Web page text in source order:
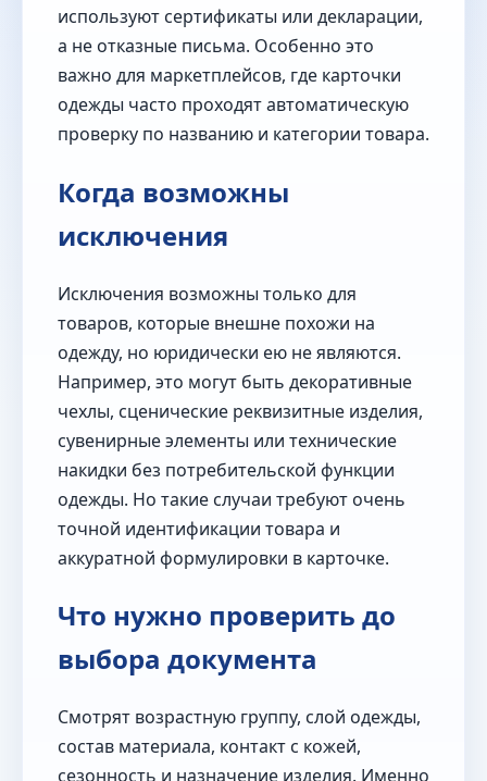
используют сертификаты или декларации,
а не отказные письма. Особенно это
важно для маркетплейсов, где карточки
одежды часто проходят автоматическую
проверку по названию и категории товара.
Когда возможны
исключения
Исключения возможны только для
товаров, которые внешне похожи на
одежду, но юридически ею не являются.
Например, это могут быть декоративные
чехлы, сценические реквизитные изделия,
сувенирные элементы или технические
накидки без потребительской функции
одежды. Но такие случаи требуют очень
точной идентификации товара и
аккуратной формулировки в карточке.
Что нужно проверить до
выбора документа
Смотрят возрастную группу, слой одежды,
состав материала, контакт с кожей,
сезонность и назначение изделия. Именно